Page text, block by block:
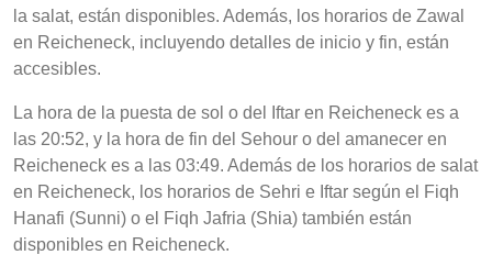
la salat, están disponibles. Además, los horarios de Zawal
en Reicheneck, incluyendo detalles de inicio y fin, están
accesibles.
La hora de la puesta de sol o del Iftar en Reicheneck es a
las 20:52, y la hora de fin del Sehour o del amanecer en
Reicheneck es a las 03:49. Además de los horarios de salat
en Reicheneck, los horarios de Sehri e Iftar según el Fiqh
Hanafi (Sunni) o el Fiqh Jafria (Shia) también están
disponibles en Reicheneck.